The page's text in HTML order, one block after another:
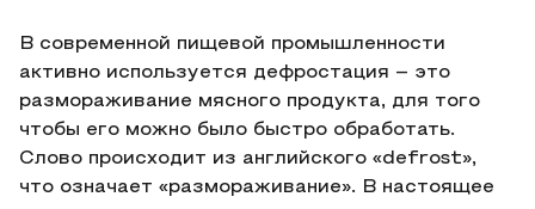
В современной пищевой промышленности
активно используется дефростация – это
размораживание мясного продукта, для того
чтобы его можно было быстро обработать.
Слово происходит из английского «defrost»,
что означает «размораживание». В настоящее